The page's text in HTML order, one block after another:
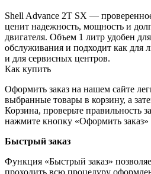
Shell Advance 2T SX —
ценит надежность, мощность и
двигателя. Объем 1 литр удобен
обслуживания и подходит как для
и для сервисных центров.
Как купить
Оформить заказ на нашем сайте
выбранные товары в корзину, а
Корзина, проверьте правильность
нажмите кнопку «Оформить
Быстрый заказ
Функция «Быстрый заказ»
проходить всю процедуру